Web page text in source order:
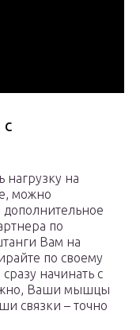
нагрузку на
можно
дополнительное
по
Вам на
по своему
начинать с
Ваши мышцы
связки – точно